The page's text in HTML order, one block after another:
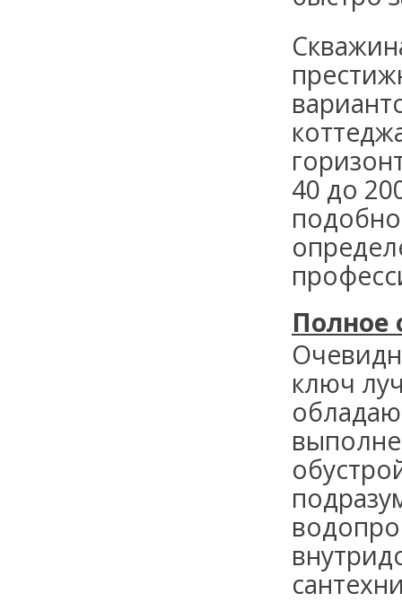
40 до
Полное
ключ